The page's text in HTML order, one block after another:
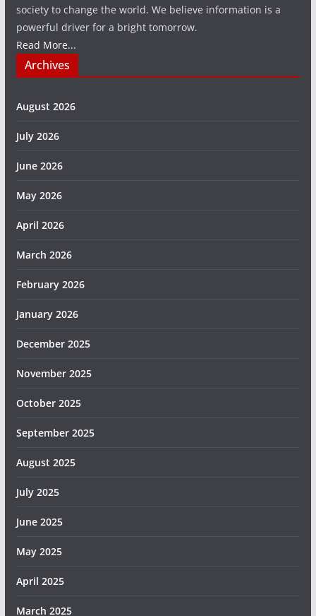
society to change the world. We believe information is a
powerful driver for a bright tomorrow.
Read More...
Archives
August 2026
July 2026
June 2026
May 2026
April 2026
March 2026
February 2026
January 2026
December 2025
November 2025
October 2025
September 2025
August 2025
July 2025
June 2025
May 2025
April 2025
March 2025